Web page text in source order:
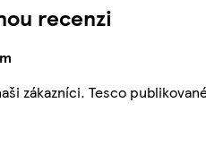
recenzi
zákazníci. Tesco